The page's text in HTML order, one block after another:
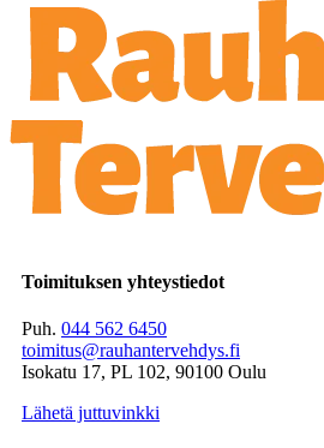
Toimituksen yhteystiedot
Puh. 044 562 6450
toimitus@rauhantervehdys.fi
Isokatu 17, PL 102, 90100 Oulu
Lähetä juttuvinkki